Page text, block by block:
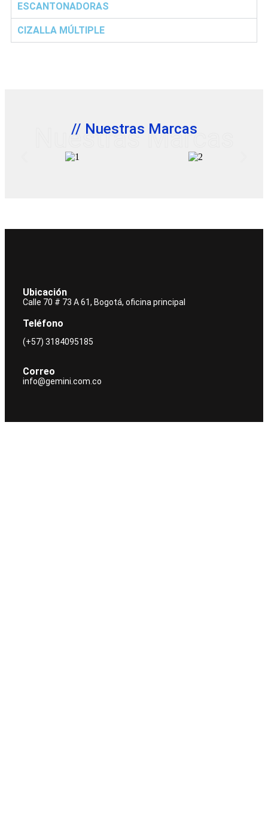
ESCANTONADORAS
CIZALLA MÚLTIPLE
Nuestras Marcas
// Nuestras Marcas
Ubicación
Calle 70 # 73 A 61, Bogotá, oficina principal
Teléfono
(+57) 3184095185
Correo
info@gemini.com.co